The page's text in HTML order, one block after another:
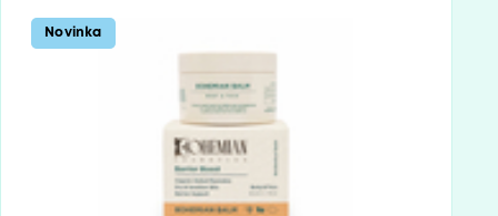
Novinka